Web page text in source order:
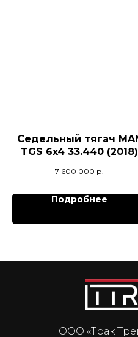
Седельный тягач
TGS 6x4 33.440 (2018)
7 600 000 р.
Подробнее
ООО «Трак